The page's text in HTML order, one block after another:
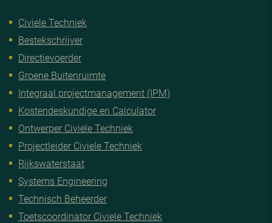
Civiele Techniek
Bestekschrijver
Directievoerder
Groene Buitenruimte
Integraal projectmanagement (IPM)
Kostendeskundige en Calculator
Ontwerper Civiele Techniek
Projectleider Civiele Techniek
Rijkswaterstaat
Systems Engineering
Technisch Beheerder
Toetscoordinator Civiele Techniek